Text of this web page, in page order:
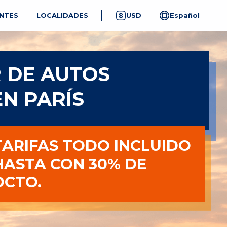
LOCALIDADES USD Español
AUTOS
PARÍS
TODO INCLUIDO
CON 30% DE